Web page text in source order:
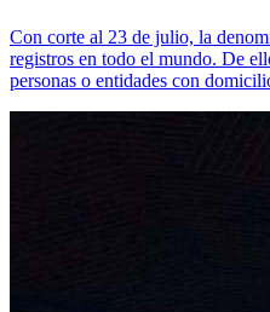
Con corte al 23 de julio, la
registros en todo el mundo. De
personas o entidades con